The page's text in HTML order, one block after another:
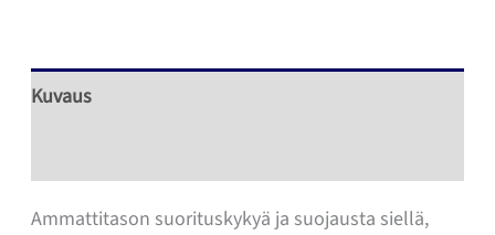
ajohanskat
Kuvaus
Ammattitason suorituskykyä ja suojausta siellä,